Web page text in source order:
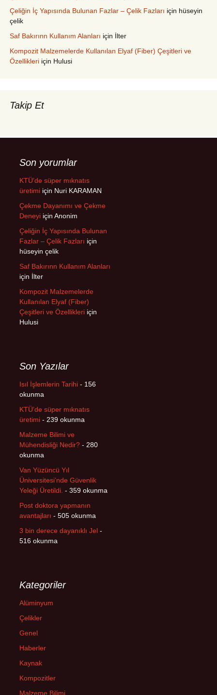
Çeliğin İç Yapısında Bulunan Fazlar – Çelik Fazları için hüseyin
çelik
Saf Bakırınn Kullanım Alanları için İlter
Kompozit Malzemelerde Kullanılan Elyaf (Fiber) Çeşitleri ve
Özellikleri için Hulusi
Takip Et
Son yorumlar
KTÜ’de süper mıknatıs
üretimi için Nuri KARAMAN
Çekme Dayanımı ve Çekme
Deneyi için Anonim
Çeliğin İç Yapısında Bulunan
Fazlar – Çelik Fazları için
hüseyin çelik
Saf Bakırınn Kullanım Alanları
için İlter
Kompozit Malzemelerde
Kullanılan Elyaf (Fiber)
Çeşitleri ve Özellikleri için
Hulusi
Son Yazılar
Isıl İşlemlerin Tarihi - 156
okunma
KTÜ’de süper mıknatıs
üretimi - 239 okunma
Malzeme Bilimi ve
Mühendisliği Nedir? - 280
okunma
Van Yüzüncü Yıl
Üniversitesi’nde Güvenlik
Yeleği Üretildi. - 359 okunma
Post doktora yapmanın
avantajları - 505 okunma
3 bin derece dayanıklı Jel -
516 okunma
Kategoriler
Alüminyum
Çelikler
Genel
Haberler
Kaynak
Kompozitler
Malzeme Bilimi